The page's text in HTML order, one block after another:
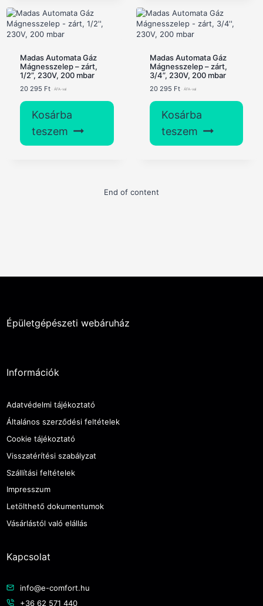
Madas Automata Gáz
Mágnesszelep – zárt,
1/2”, 230V, 200 mbar
20 295 Ft
Kosárba
teszem
Madas Automata Gáz
Mágnesszelep – zárt,
3/4”, 230V, 200 mbar
20 295 Ft
Kosárba
teszem
End of content
Épületgépészeti webáruház
Információk
Adatvédelmi tájékoztató
Általános szerződési feltételek
Cookie tájékoztató
Visszatérítési szabályzat
Szállítási feltételek
Impresszum
Letölthető dokumentumok
Vásárlástól való elállás
Kapcsolat
info@e-comfort.hu
+36 62 571 440